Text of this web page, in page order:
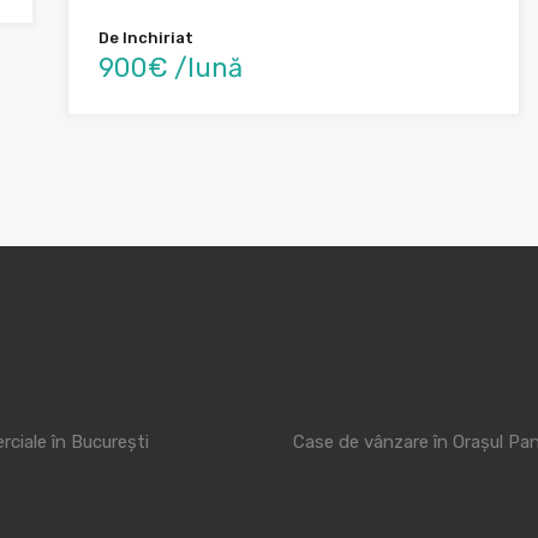
De Inchiriat
900€ /lună
în București Case de vânzare în Orașul